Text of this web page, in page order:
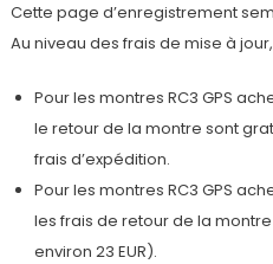
Cette page d’enregistrement
Au niveau des frais de mise à
Pour les montres RC3 GPS
le retour de la montre sont
frais d’expédition.
Pour les montres RC3 GPS
les frais de retour de la
environ 23 EUR).